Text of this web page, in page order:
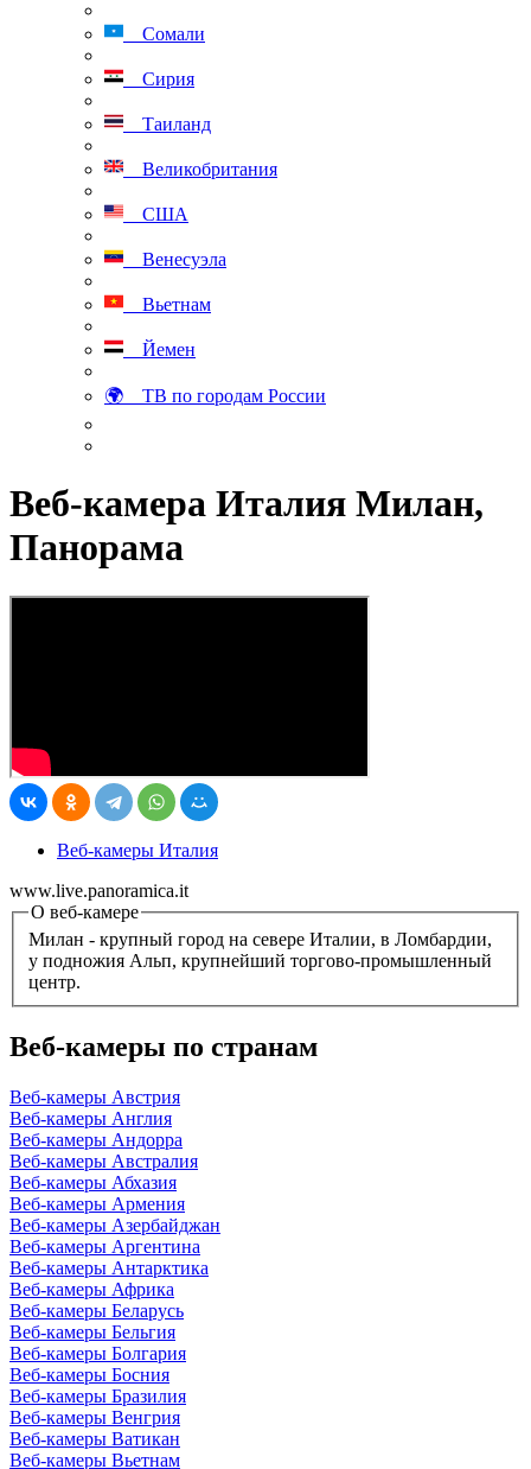
Сомали
Сирия
Таиланд
Великобритания
США
Венесуэла
Вьетнам
Йемен
🌍 ТВ по городам России
Веб-камера Италия Милан,
Панорама
Веб-камеры Италия
www.live.panoramica.it
О веб-камере
Милан - крупный город на севере Италии, в Ломбардии,
у подножия Альп, крупнейший торгово-промышленный
центр.
Веб-камеры по странам
Веб-камеры Австрия
Веб-камеры Англия
Веб-камеры Андорра
Веб-камеры Австралия
Веб-камеры Абхазия
Веб-камеры Армения
Веб-камеры Азербайджан
Веб-камеры Аргентина
Веб-камеры Антарктика
Веб-камеры Африка
Веб-камеры Беларусь
Веб-камеры Бельгия
Веб-камеры Болгария
Веб-камеры Босния
Веб-камеры Бразилия
Веб-камеры Венгрия
Веб-камеры Ватикан
Веб-камеры Вьетнам